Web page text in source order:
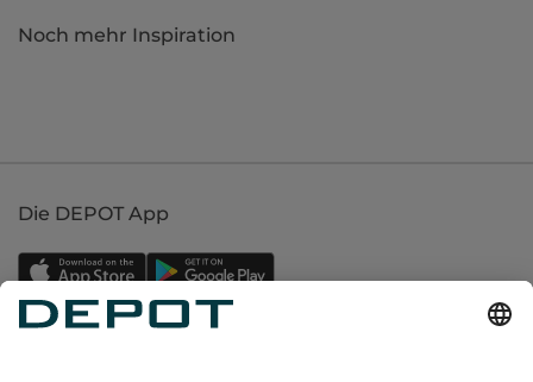
Noch mehr Inspiration
Die DEPOT App